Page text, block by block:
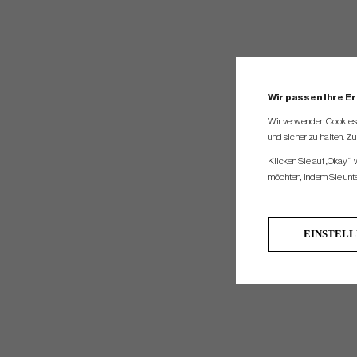
Wir passen Ihre
Wir verwenden
und sicher zu halten.
Klicken Sie auf
möchten, indem Sie